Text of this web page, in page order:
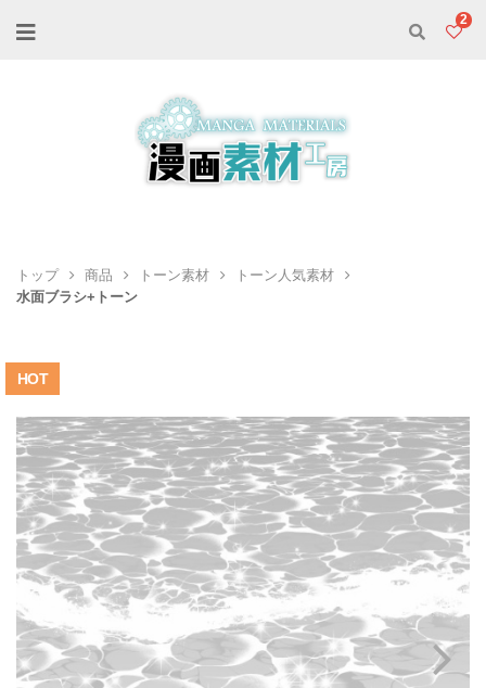
2
トップ 商品 トーン素材
トーン人気素材
水面ブラシ+トーン
HOT